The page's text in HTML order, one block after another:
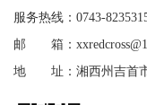
服务热线：0743-
邮 箱：
地 址：湘西州吉首市